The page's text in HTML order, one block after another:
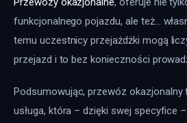
funkcjonalnego pojazdu, ale też…
temu uczestnicy przejażdżki mogą
przejazd i to bez konieczności
Podsumowując, przewóz okazjonalny
usługa, która – dzięki swej specyfice